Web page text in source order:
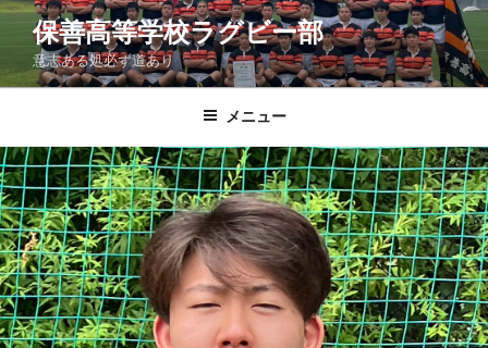
コ
ン
ス
キ
ッ
プ
保善高等学校ラグビー部
意志ある処必ず道あり
メニュー